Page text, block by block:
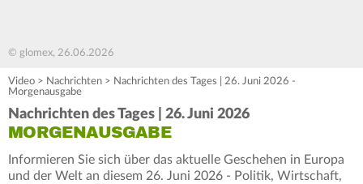
© glomex, 26.06.2026
Video > Nachrichten > Nachrichten des Tages | 26. Juni 2026 -
Morgenausgabe
Nachrichten des Tages | 26. Juni 2026
MORGENAUSGABE
Informieren Sie sich über das aktuelle Geschehen in Europa
und der Welt an diesem 26. Juni 2026 - Politik, Wirtschaft,